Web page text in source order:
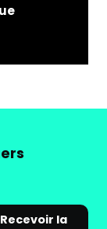
Recevoir la